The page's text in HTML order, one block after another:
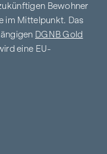
Bewohner
im Mittelpunkt. Das
DGNB Gold
eine EU-